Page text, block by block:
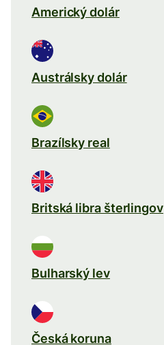
Americký dolár
Austrálsky dolár
Brazílsky real
Britská libra šterlingov
Bulharský lev
Česká koruna